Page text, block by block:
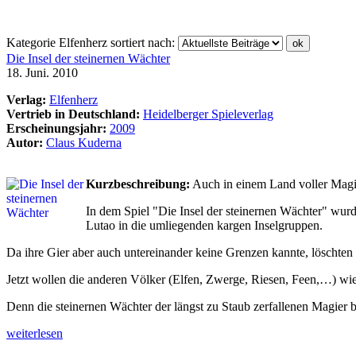
Kategorie Elfenherz sortiert nach:
Die Insel der steinernen Wächter
18. Juni. 2010
Verlag: Elfenherz
Vertrieb in Deutschland: Heidelberger Spieleverlag
Erscheinungsjahr: 2009
Autor: Claus Kuderna
Kurzbeschreibung: Auch in einem Land voller
In dem Spiel "Die Insel der steinernen Wächter"
Lutao in die umliegenden kargen Inselgruppen.
Da ihre Gier aber auch untereinander keine Grenzen kannte,
Jetzt wollen die anderen Völker (Elfen, Zwerge, Riesen, Feen,…)
Denn die steinernen Wächter der längst zu Staub zerfallenen
weiterlesen